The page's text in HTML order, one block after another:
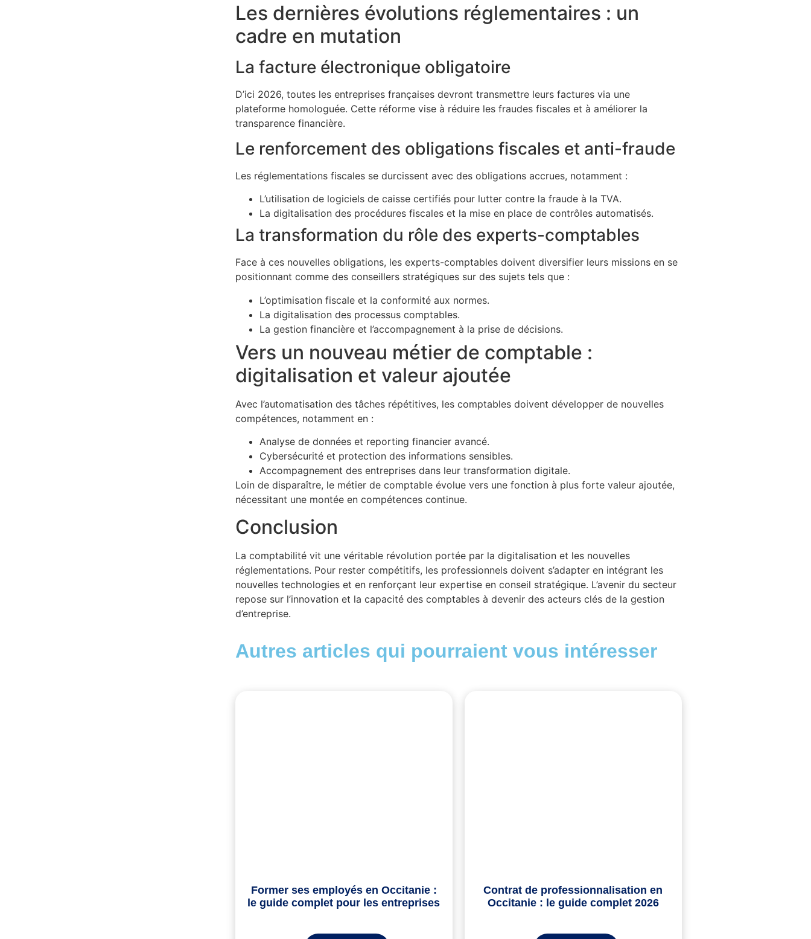
Les dernières évolutions réglementaires : un
cadre en mutation
La facture électronique obligatoire
D’ici 2026, toutes les entreprises françaises devront transmettre leurs factures via une
plateforme homologuée. Cette réforme vise à réduire les fraudes fiscales et à améliorer la
transparence financière.
Le renforcement des obligations fiscales et anti-fraude
Les réglementations fiscales se durcissent avec des obligations accrues, notamment :
L’utilisation de logiciels de caisse certifiés pour lutter contre la fraude à la TVA.
La digitalisation des procédures fiscales et la mise en place de contrôles automatisés.
La transformation du rôle des experts-comptables
Face à ces nouvelles obligations, les experts-comptables doivent diversifier leurs missions en se
positionnant comme des conseillers stratégiques sur des sujets tels que :
L’optimisation fiscale et la conformité aux normes.
La digitalisation des processus comptables.
La gestion financière et l’accompagnement à la prise de décisions.
Vers un nouveau métier de comptable :
digitalisation et valeur ajoutée
Avec l’automatisation des tâches répétitives, les comptables doivent développer de nouvelles
compétences, notamment en :
Analyse de données et reporting financier avancé.
Cybersécurité et protection des informations sensibles.
Accompagnement des entreprises dans leur transformation digitale.
Loin de disparaître, le métier de comptable évolue vers une fonction à plus forte valeur ajoutée,
nécessitant une montée en compétences continue.
Conclusion
La comptabilité vit une véritable révolution portée par la digitalisation et les nouvelles
réglementations. Pour rester compétitifs, les professionnels doivent s’adapter en intégrant les
nouvelles technologies et en renforçant leur expertise en conseil stratégique. L’avenir du secteur
repose sur l’innovation et la capacité des comptables à devenir des acteurs clés de la gestion
d’entreprise.
Autres articles qui pourraient vous intéresser
Former ses employés en Occitanie :
le guide complet pour les entreprises
Contrat de professionnalisation en
Occitanie : le guide complet 2026